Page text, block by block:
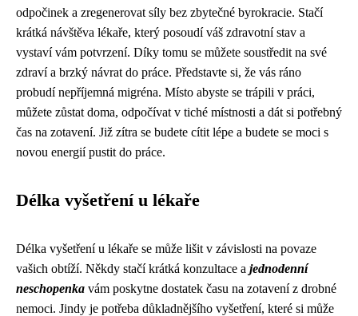
odpočinek a zregenerovat síly bez zbytečné byrokracie. Stačí
krátká návštěva lékaře, který posoudí váš zdravotní stav a
vystaví vám potvrzení. Díky tomu se můžete soustředit na své
zdraví a brzký návrat do práce. Představte si, že vás ráno
probudí nepříjemná migréna. Místo abyste se trápili v práci,
můžete zůstat doma, odpočívat v tiché místnosti a dát si potřebný
čas na zotavení. Již zítra se budete cítit lépe a budete se moci s
novou energií pustit do práce.
Délka vyšetření u lékaře
Délka vyšetření u lékaře se může lišit v závislosti na povaze
vašich obtíží. Někdy stačí krátká konzultace a jednodenní
neschopenka vám poskytne dostatek času na zotavení z drobné
nemoci. Jindy je potřeba důkladnějšího vyšetření, které si může